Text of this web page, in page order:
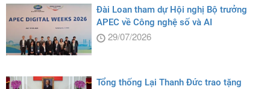
Đài Loan tham dự Hội nghị Bộ trưởng
APEC về Công nghệ số và AI
29/07/2026
Tổng thống Lại Thanh Đức trao tặng